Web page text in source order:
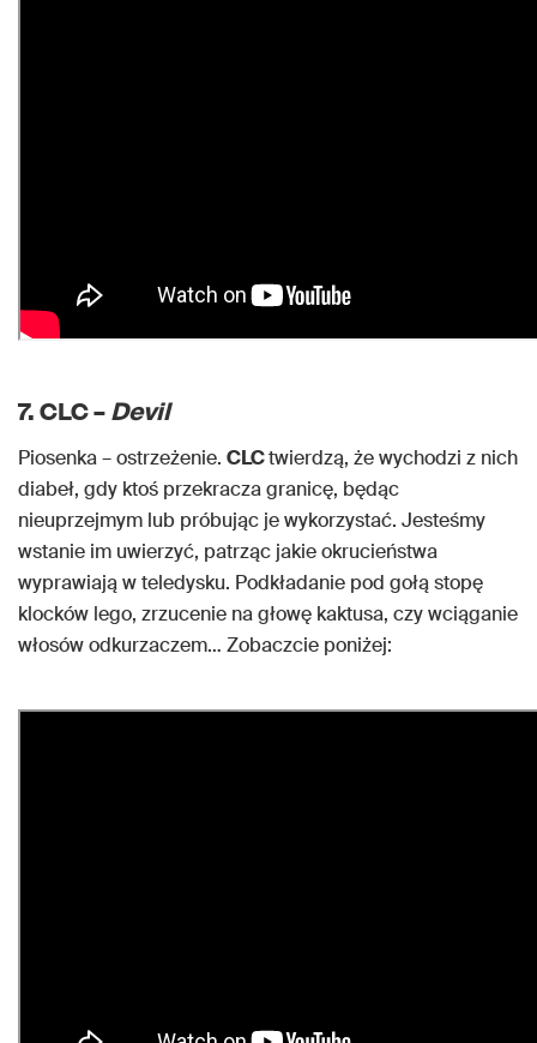
7. CLC –Devil
Piosenka – ostrzeżenie. CLCtwierdzą, że wychodzi z nich
diabeł, gdy ktoś przekracza granicę, będąc
nieuprzejmym lub próbując je wykorzystać. Jesteśmy
wstanie im uwierzyć, patrząc jakie okrucieństwa
wyprawiają w teledysku. Podkładanie pod gołą stopę
klocków lego, zrzucenie na głowę kaktusa, czy wciąganie
włosów odkurzaczem… Zobaczcie poniżej: